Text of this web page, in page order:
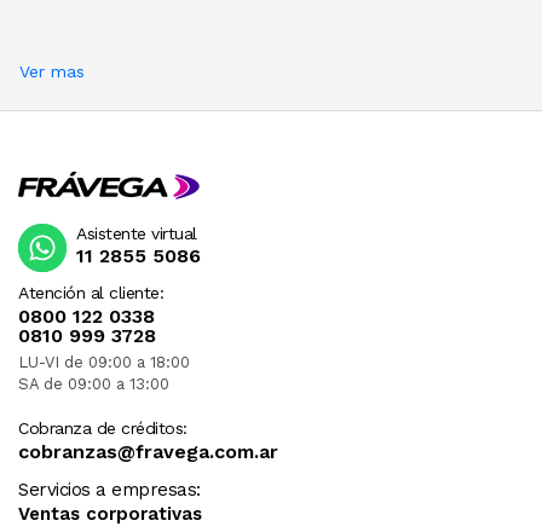
Ver mas
Atención al cliente:
0800 122 0338
0810 999 3728
LU-VI de 09:00 a 18:00
SA de 09:00 a 13:00
Cobranza de créditos:
cobranzas@fravega.com.ar
Servicios a empresas:
Ventas corporativas
Asistente virtual
11 2855 5086